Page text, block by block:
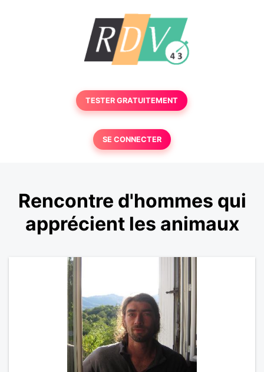
TESTER GRATUITEMENT
SE CONNECTER
Rencontre d'hommes qui
apprécient les animaux